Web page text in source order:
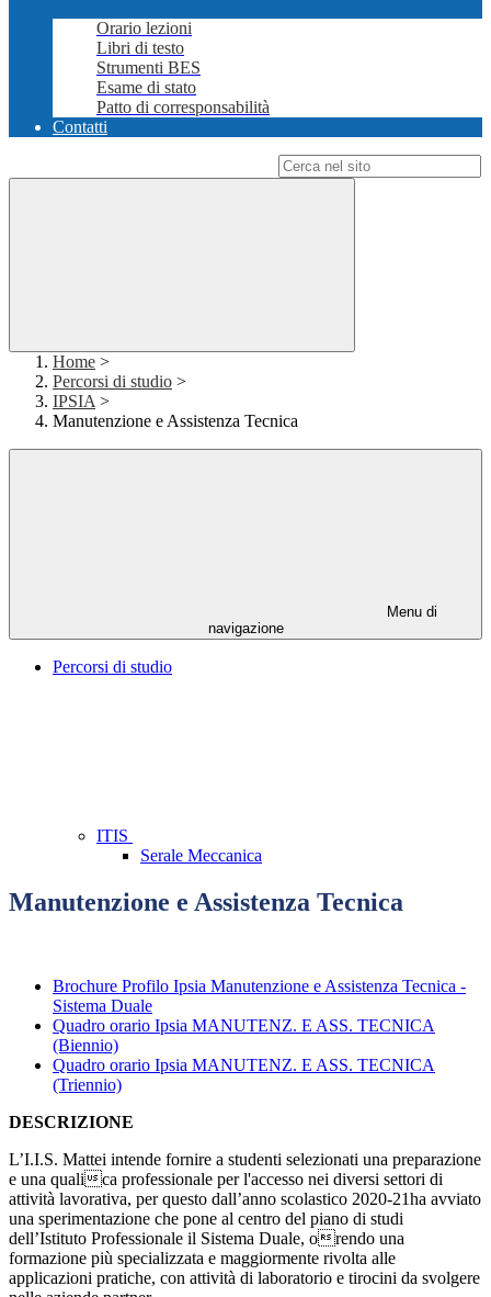
Orario lezioni
Libri di testo
Strumenti BES
Esame di stato
Patto di corresponsabilità
Contatti
Home >
Percorsi di studio >
IPSIA >
Manutenzione e Assistenza Tecnica
Menu di
navigazione
Percorsi di studio
ITIS
Serale Meccanica
Manutenzione e Assistenza Tecnica
Brochure Profilo Ipsia Manutenzione e Assistenza Tecnica -
Sistema Duale
Quadro orario Ipsia MANUTENZ. E ASS. TECNICA
(Biennio)
Quadro orario Ipsia MANUTENZ. E ASS. TECNICA
(Triennio)
DESCRIZIONE
L’I.I.S. Mattei intende fornire a studenti selezionati una preparazione
e una qualica professionale per l'accesso nei diversi settori di
attività lavorativa, per questo dall’anno scolastico 2020-21ha avviato
una sperimentazione che pone al centro del piano di studi
dell’Istituto Professionale il Sistema Duale, orendo una
formazione più specializzata e maggiormente rivolta alle
applicazioni pratiche, con attività di laboratorio e tirocini da svolgere